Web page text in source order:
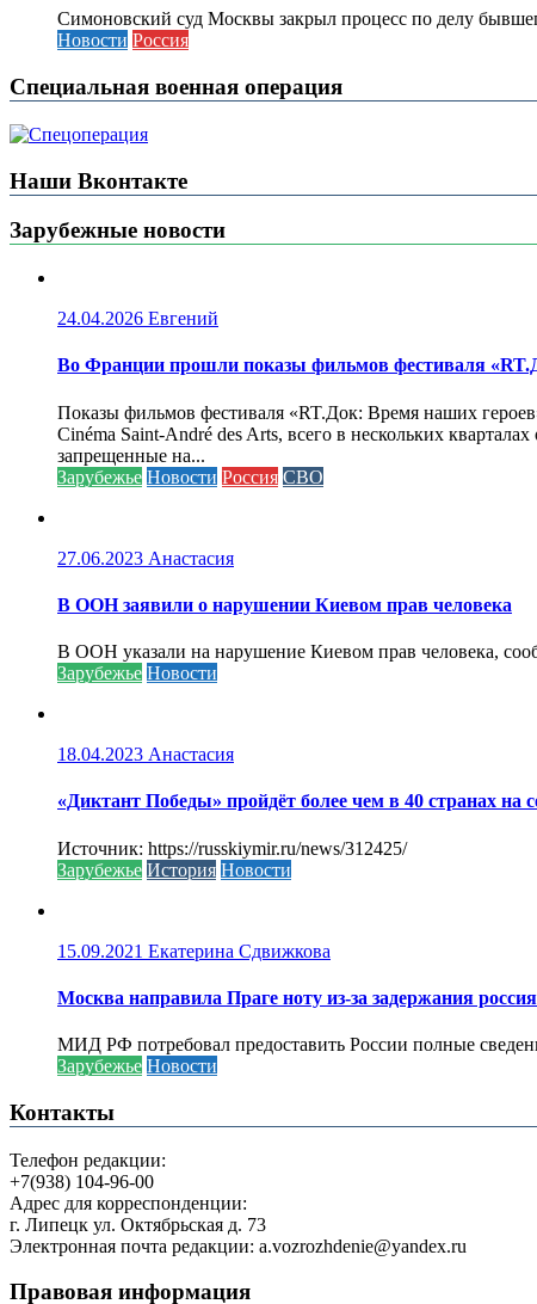
Симоновский суд Москвы закрыл процесс по делу
Новости Россия
Специальная военная операция
Наши Вконтакте
Зарубежные новости
24.04.2026 Евгений
Во Франции прошли показы фильмов фестиваля
Показы фильмов фестиваля «RT.Док: Время наших
Cinéma Saint-André des Arts, всего в нескольких
запрещенные на...
Зарубежье Новости Россия СВО
27.06.2023 Анастасия
В ООН заявили о нарушении Киевом прав человека
В ООН указали на нарушение Киевом прав человека,
Зарубежье Новости
18.04.2023 Анастасия
«Диктант Победы» пройдёт более чем в 40 странах на
Источник: https://russkiymir.ru/news/312425/
Зарубежье История Новости
15.09.2021 Екатерина Сдвижкова
Москва направила Праге ноту из-за задержания
МИД РФ потребовал предоставить России полные
Зарубежье Новости
Контакты
Телефон редакции:
+7(938) 104-96-00
Адрес для корреспонденции:
г. Липецк ул. Октябрьская д. 73
Электронная почта редакции: a.vozrozhdenie@yandex.ru
Правовая информация